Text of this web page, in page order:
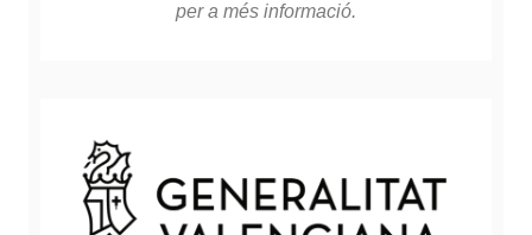
per a més informació.